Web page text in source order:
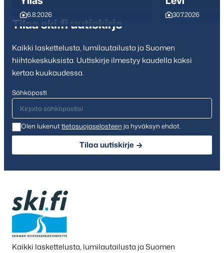
6.8.2026 30.7.2026
Tilaa ski.fi uutiskirje
Kaikki laskettelusta, lumilautailusta ja Suomen
hiihtokeskuksista. Uutiskirje ilmestyy kaudella kaksi
kertaa kuukaudessa.
Sähköposti
Olen lukenuttietosuojaselosteen ja hyväksyn ehdot.
Tilaa uutiskirje
Kaikki laskettelusta, lumilautailusta ja Suomen